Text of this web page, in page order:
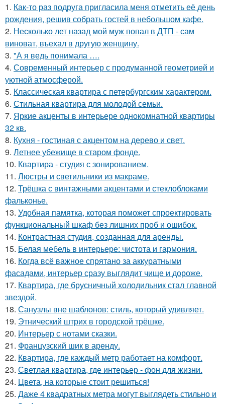
1. Как-то раз подруга пригласила меня отметить её день
рождения, решив собрать гостей в небольшом кафе.
2. Несколько лет назад мой муж попал в ДТП - сам
виноват, въехал в другую женщину.
3. "А я ведь понимала ….
4. Современный интерьер с продуманной геометрией и
уютной атмосферой.
5. Классическая квартира с петербургским характером.
6. Стильная квартира для молодой семьи.
7. Яркие акценты в интерьере однокомнатной квартиры
32 кв.
8. Кухня - гостиная с акцентом на дерево и свет.
9. Летнее убежище в старом фонде.
10. Квартира - студия с зонированием.
11. Люстры и светильники из макраме.
12. Трёшка с винтажными акцентами и стеклоблоками
фальконье.
13. Удобная памятка, которая поможет спроектировать
функциональный шкаф без лишних проб и ошибок.
14. Контрастная студия, созданная для аренды.
15. Белая мебель в интерьере: чистота и гармония.
16. Когда всё важное спрятано за аккуратными
фасадами, интерьер сразу выглядит чище и дороже.
17. Квартира, где брусничный холодильник стал главной
звездой.
18. Санузлы вне шаблонов: стиль, который удивляет.
19. Этнический штрих в городской трёшке.
20. Интерьер с нотами сказки.
21. Французский шик в аренду.
22. Квартира, где каждый метр работает на комфорт.
23. Светлая квартира, где интерьер - фон для жизни.
24. Цвета, на которые стоит решиться!
25. Даже 4 квадратных метра могут выглядеть стильно и